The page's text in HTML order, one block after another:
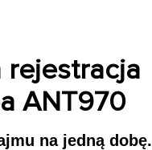
rejestracja
ANT970
na jedną dobę.